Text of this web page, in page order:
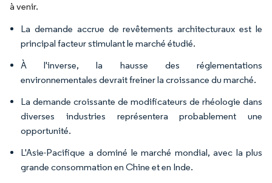
à venir.
La demande accrue de revêtements architecturaux est le
principal facteur stimulant le marché étudié.
À l'inverse, la hausse des réglementations
environnementales devrait freiner la croissance du marché.
La demande croissante de modificateurs de rhéologie dans
diverses industries représentera probablement une
opportunité.
L'Asie-Pacifique a dominé le marché mondial, avec la plus
grande consommation en Chine et en Inde.